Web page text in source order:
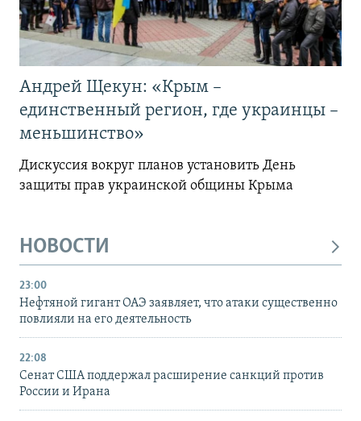
Андрей Щекун: «Крым –
единственный регион, где украинцы –
меньшинство»
Дискуссия вокруг планов установить День
защиты прав украинской общины Крыма
НОВОСТИ
23:00
Нефтяной гигант ОАЭ заявляет, что атаки существенно
повлияли на его деятельность
22:08
Сенат США поддержал расширение санкций против
России и Ирана